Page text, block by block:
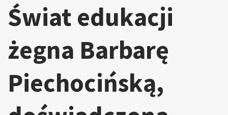
Świat edukacji
żegna Barbarę
Piechocińską,